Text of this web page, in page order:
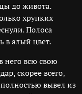
до живота.
хрупких
Полоса
в алый цвет.
него всю свою
скорее всего,
вывел из